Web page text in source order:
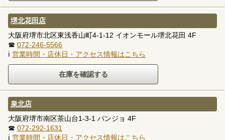
堺北花田店
大阪府堺市北区東浅香山町4-1-12 イオンモール堺北花田 4F
☎ 072-246-5566
ℹ 営業時間・店休日・アクセス情報はこちら
泉北店
大阪府堺市南区茶山台1-3-1 パンジョ 4F
☎ 072-292-1631
ℹ 営業時間・店休日・アクセス情報はこちら